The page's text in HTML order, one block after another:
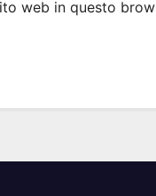
web in questo